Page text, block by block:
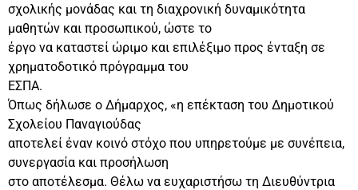
σχολικής μονάδας και τη διαχρονική δυναμικότητα
μαθητών και προσωπικού, ώστε το
έργο να καταστεί ώριμο και επιλέξιμο προς ένταξη σε
χρηματοδοτικό πρόγραμμα του
ΕΣΠΑ.
Όπως δήλωσε ο Δήμαρχος, «η επέκταση του Δημοτικού
Σχολείου Παναγιούδας
αποτελεί έναν κοινό στόχο που υπηρετούμε με συνέπεια,
συνεργασία και προσήλωση
στο αποτέλεσμα. Θέλω να ευχαριστήσω τη Διευθύντρια